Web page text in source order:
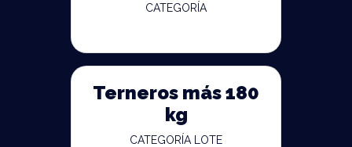
CATEGORÍA
Terneros más 180
kg
CATEGORÍA LOTE